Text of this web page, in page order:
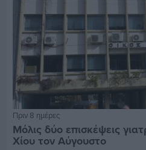
Πριν 8 ημέρες
Μόλις δύο επισκέψεις
Χίου τον Αύγουστο